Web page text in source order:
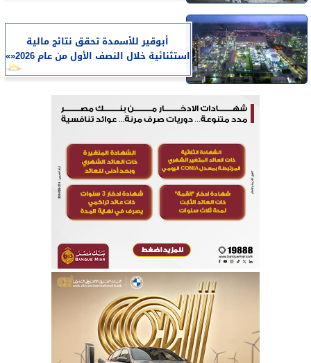
أبوقير للأسمدة تحقق نتائج مالية
استثنائية خلال النصف الأول من عام 2026«»